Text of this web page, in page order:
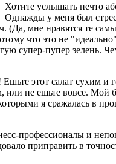
Хотите услышать нечто
Однажды у меня был
(Да, мне нравятся те
что это не
супер-пупер зелень.
этот салат сухим и
или не ешьте вовсе.
я сражалась в
профессионалы и
приправить в